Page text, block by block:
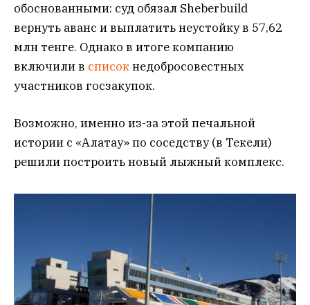
обоснованными: суд обязал Sheberbuild
вернуть аванс и выплатить неустойку в 57,62
млн тенге. Однако в итоге компанию
включили в списокнедобросовестных
участников госзакупок.
Возможно, именно из-за этой печальной
истории с «Алатау» по соседству (в Текели)
решили построить новый лыжный комплекс.